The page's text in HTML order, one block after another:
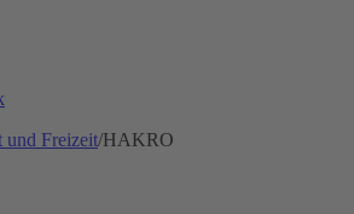
und Freizeit/HAKRO